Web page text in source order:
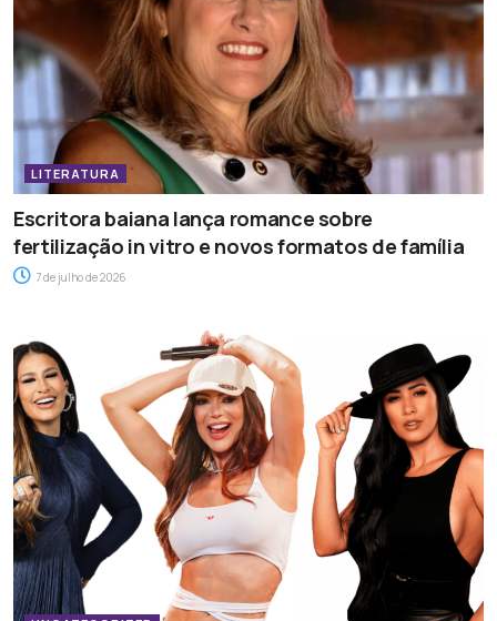
LITERATURA
Escritora baiana lança romance sobre
fertilização in vitro e novos formatos de família
7 de julho de 2026